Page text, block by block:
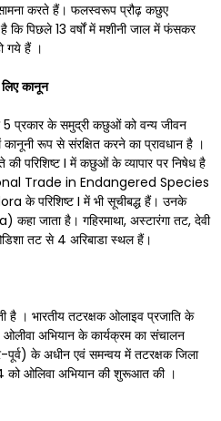
करते हैं। फलस्वरूप प्रौढ़ कछुए
है कि पिछले 13 वर्षों में मशीनी जाल में फंसकर
गये हैं ।
लिए कानून
5 प्रकार के समुद्री कछुओं को वन्य जीवन
रूप से संरक्षित करने का प्रावधान है ।
परिशिष्ट I में कछुओं के व्यापार पर निषेध है
Trade in Endangered Species
के परिशिष्ट I में भी सूचीबद्ध हैं। उनके
जाता है। गहिरमाथा, अस्टारंगा तट, देवी
तट से 4 अरिबाडा स्थल हैं।
है । भारतीय तटरक्षक ओलाइव प्रजाति के
अभियान के कार्यक्रम का संचालन
पूर्व) के अधीन एवं समन्वय में तटरक्षक जिला
ओलिवा अभियान की शुरूआत की ।